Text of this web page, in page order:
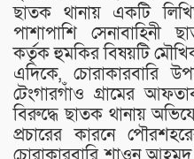
ছাতক থানায় একটি
পাশাপাশি সেনাবাহিনী
কর্তৃক হুমকির বিষয়টি
এদিকে, চোরাকারবারি
টেংগারগাঁও গ্রামের
বিরুদ্ধে ছাতক থানায়
প্রচারের কারনে